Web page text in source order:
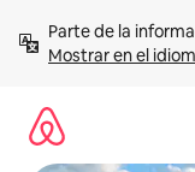
contenidoMostrar en el